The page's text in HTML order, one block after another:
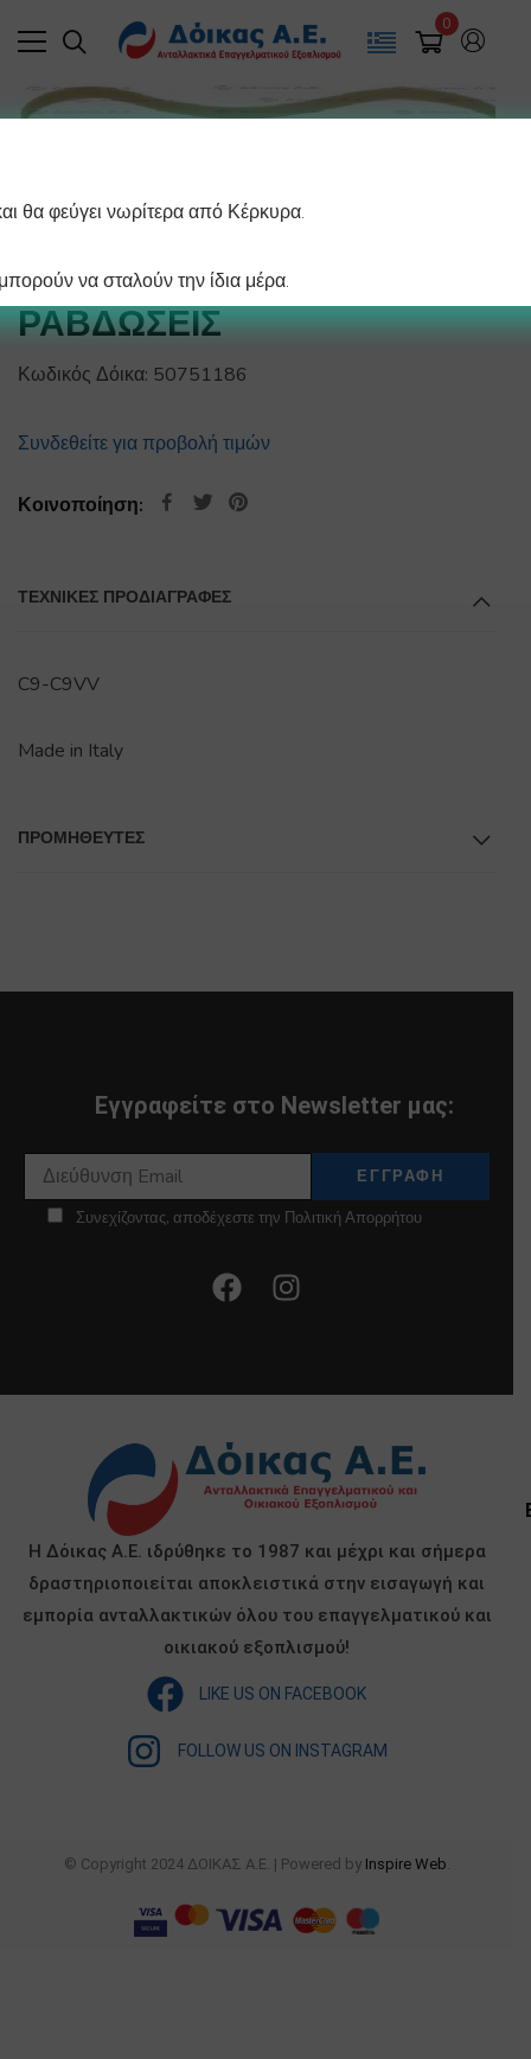
0
ΙΜΑΝΤΑΣ TB2 1186 H14 6
ΡΑΒΔΩΣΕΙΣ
Κωδικός Δόικα: 50751186
Συνδεθείτε για προβολή τιμών
Κοινοποίηση:
ΤΕΧΝΙΚΕΣ ΠΡΟΔΙΑΓΡΑΦΕΣ
C9-C9VV
Made in Italy
ΠΡΟΜΗΘΕΥΤΕΣ
Εγγραφείτε στο Newsletter μας:
Συνεχίζοντας, αποδέχεστε την Πολιτική Απορρήτου
Η Δόικας Α.Ε. ιδρύθηκε το 1987 και μέχρι και σήμερα
δραστηριοποιείται αποκλειστικά στην εισαγωγή και
εμπορία ανταλλακτικών όλου του επαγγελματικού και
οικιακού εξοπλισμού!
LIKE US ON FACEBOOK
FOLLOW US ON INSTAGRAM
© Copyright 2024 ΔΟΙΚΑΣ Α.Ε. | Powered by Inspire Web.
θα φεύγει νωρίτερα από Κέρκυρα.
να σταλούν την ίδια μέρα.